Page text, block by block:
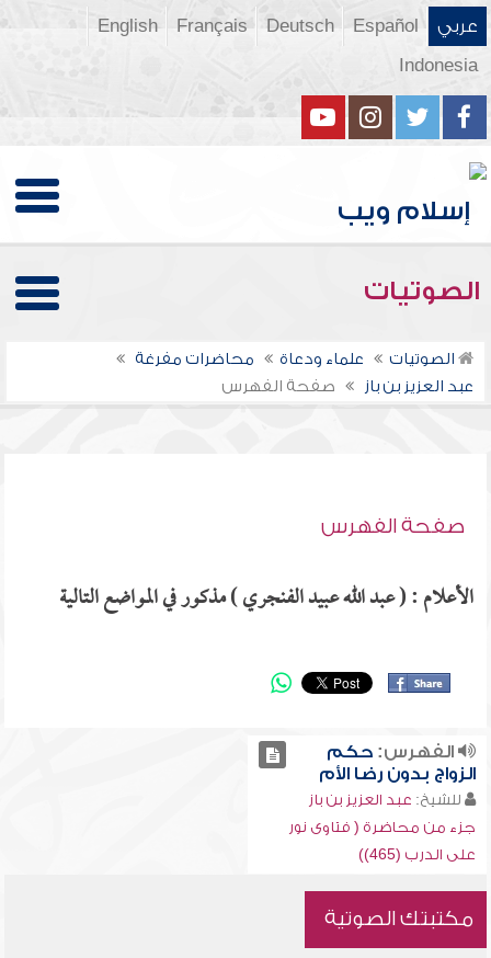
عربي Español
Deutsch
Français
English
Indonesia
الصوتيات
الصوتيات علماء ودعاة
محاضرات مفرغة
عبد العزيز بن باز
صفحة الفهرس
صفحة الفهرس
الأعلام : ( عبد الله عبيد الفنجري ) مذكور في المواضع التالية
الفهرس:حكم
الزواج بدون رضا الأم
للشيخ: عبد العزيز بن باز
جزء من محاضرة ( فتاوى نور
على الدرب (465))
مكتبتك الصوتية